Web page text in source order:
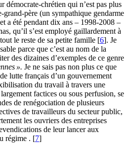
démocrate-chrétien qui n’est pas plus
grand-père (un sympathique gendarme
a été pendant dix ans – 1998-2008 –
qu’il s’est employé gaillardement à
le reste de sa petite famille [6]. Je
parce que c’est au nom de la
des dizaines d’exemples de ce genre
». Je ne sais pas non plus ce que
lutte français d’un gouvernement
du travail à travers une
largement factices ou sous perfusion, se
de renégociation de plusieurs
de travailleurs du secteur public,
les ouvriers des entreprises
de leur lancer aux
régime . [7]